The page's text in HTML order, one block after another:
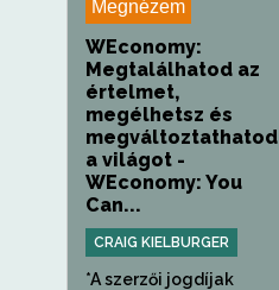
Megnézem
WEconomy:
Megtalálhatod az
értelmet,
megélhetsz és
megváltoztathatod
a világot -
WEconomy: You
Can...
CRAIG KIELBURGER
*A szerzői jogdíjak